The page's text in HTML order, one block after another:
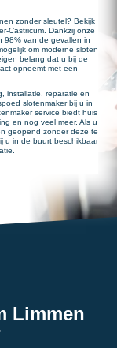
zonder sleutel? Bekijk
Castricum. Dankzij onze
98% van de gevallen in
om moderne sloten
belang dat u bij de
opneemt met een
installatie, reparatie en
slotenmaker bij u in
service biedt huis
en nog veel meer. Als u
geopend zonder deze te
u in de buurt beschikbaar
Limmen